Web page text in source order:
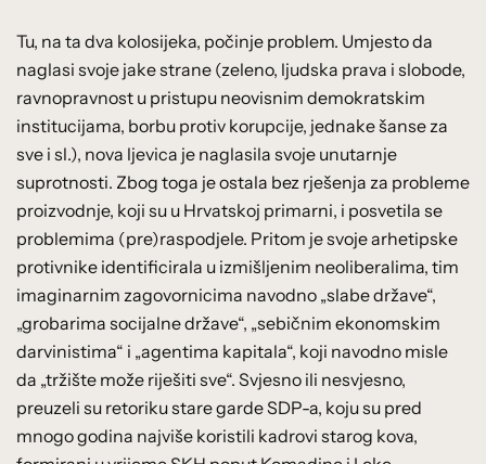
Tu, na ta dva kolosijeka, počinje problem. Umjesto da
naglasi svoje jake strane (zeleno, ljudska prava i slobode,
ravnopravnost u pristupu neovisnim demokratskim
institucijama, borbu protiv korupcije, jednake šanse za
sve i sl.), nova ljevica je naglasila svoje unutarnje
suprotnosti. Zbog toga je ostala bez rješenja za probleme
proizvodnje, koji su u Hrvatskoj primarni, i posvetila se
problemima (pre)raspodjele. Pritom je svoje arhetipske
protivnike identificirala u izmišljenim neoliberalima, tim
imaginarnim zagovornicima navodno „slabe države“,
„grobarima socijalne države“, „sebičnim ekonomskim
darvinistima“ i „agentima kapitala“, koji navodno misle
da „tržište može riješiti sve“. Svjesno ili nesvjesno,
preuzeli su retoriku stare garde SDP-a, koju su pred
mnogo godina najviše koristili kadrovi starog kova,